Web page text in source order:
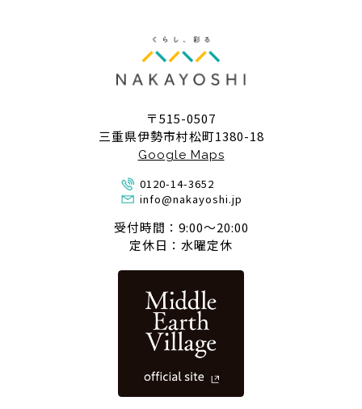
〒515-0507
三重県伊勢市村松町1380-18
Google Maps
0120-14-3652
info@nakayoshi.jp
受付時間：9:00〜20:00
定休日：水曜定休